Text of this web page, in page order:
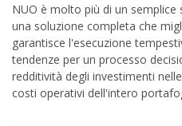
NUO è molto più di un semplice
una soluzione completa che
garantisce l'esecuzione
tendenze per un processo
redditività degli investimenti
costi operativi dell'intero